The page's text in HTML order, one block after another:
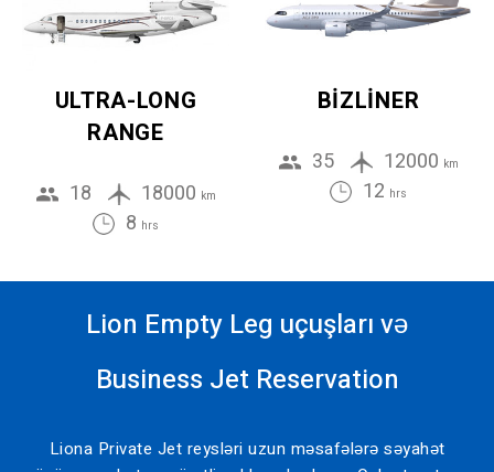
ULTRA-LONG
RANGE
18 18000 km
8 hrs
BIZLINER
35 12000 km
12 hrs
Lion Empty Leg uçuşları və
Business Jet Reservation
Liona Private Jet reysləri uzun məsafələrə səyahət